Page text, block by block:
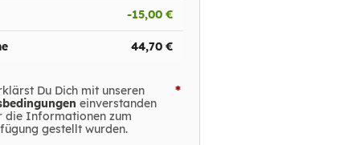
-15,00 €
44,70 €
Du Dich mit unseren
einverstanden
die Informationen zum
gestellt wurden.
*